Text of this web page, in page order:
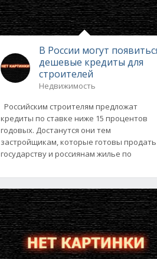
В России могут
дешевые кредиты для
строителей
Недвижимость
Российским строителям предложат
кредиты по ставке ниже 15 процентов
годовых. Достанутся они тем
застройщикам, которые готовы продать
государству и россиянам жилье по